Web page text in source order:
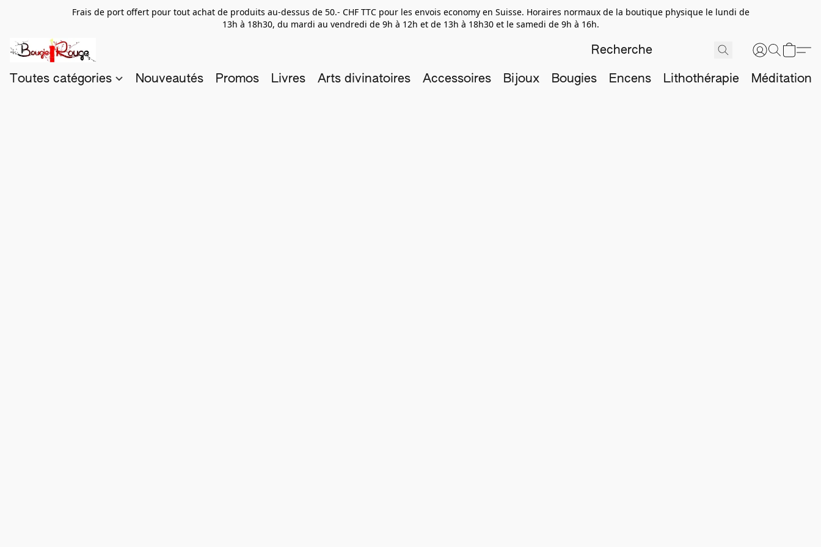
Frais de port offert pour tout achat de produits au-dessus de 50.- CHF TTC pour les envois economy en Suisse. Horaires normaux de la boutique physique le lundi de
13h à 18h30, du mardi au vendredi de 9h à 12h et de 13h à 18h30 et le samedi de 9h à 16h.
Toutes catégories Nouveautés Promos Livres Arts divinatoires Accessoires Bijoux Bougies Encens Lithothérapie Méditation